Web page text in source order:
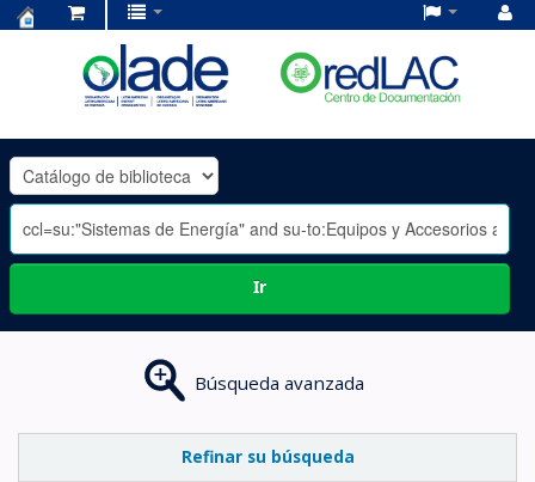
OLADE
-
Ir
Búsqueda avanzada
Refinar su búsqueda